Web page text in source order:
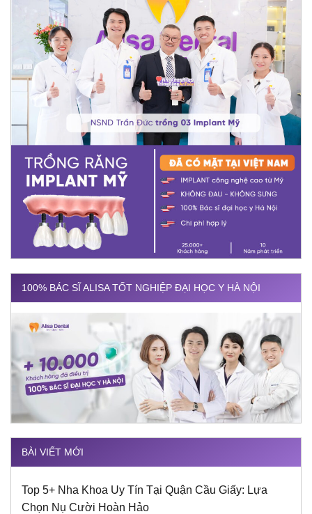
100% BÁC SĨ ALISA TỐT NGHIỆP ĐẠI HỌC Y HÀ NỘI
BÀI VIẾT MỚI
Top 5+ Nha Khoa Uy Tín Tại Quận Cầu Giấy: Lựa
Chọn Nụ Cười Hoàn Hảo